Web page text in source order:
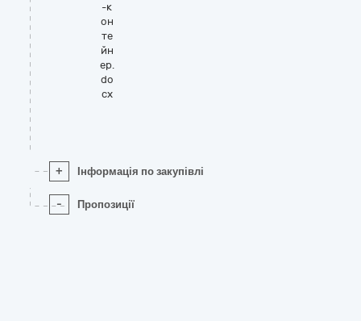
-к
он
те
йн
ер.
do
cx
+ Інформація по закупівлі
- Пропозиції